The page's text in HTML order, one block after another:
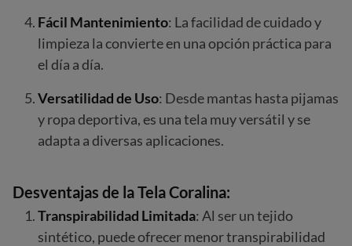
Fácil Mantenimiento: La facilidad de cuidado y
limpieza la convierte en una opción práctica para
el día a día.
Versatilidad de Uso: Desde mantas hasta pijamas
y ropa deportiva, es una tela muy versátil y se
adapta a diversas aplicaciones.
Desventajas de la Tela Coralina:
Transpirabilidad Limitada: Al ser un tejido
sintético, puede ofrecer menor transpirabilidad